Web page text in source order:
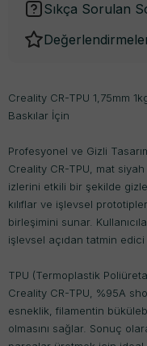
Sıkça Sorulan
Creality CR-TPU 1,75mm
Baskılar İçin
Profesyonel ve Gizli
Creality CR-TPU, mat
izlerini etkili bir şekilde
kılıflar ve işlevsel
birleşimini sunar.
işlevsel açıdan tatmin
TPU (Termoplastik
Creality CR-TPU, %95A
esneklik, filamentin
olmasını sağlar. Sonuç